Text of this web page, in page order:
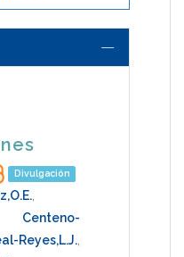
Divulgación
Centeno-
Reyes,L.J.